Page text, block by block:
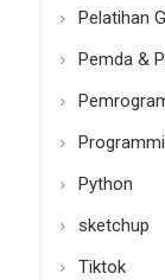
Pelatihan
Pemda &
Python
sketchup
Tiktok